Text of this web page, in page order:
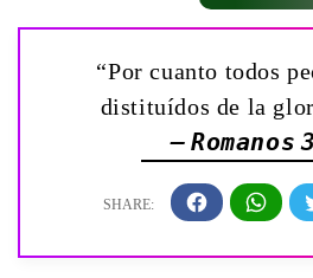
“Por cuanto todos
distituídos de la
— Romanos